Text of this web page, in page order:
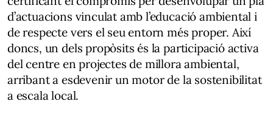
d’actuacions vinculat amb l’educació ambiental i
de respecte vers el seu entorn més proper. Així
doncs, un dels propòsits és la participació activa
del centre en projectes de millora ambiental,
arribant a esdevenir un motor de la sostenibilitat
a escala local.